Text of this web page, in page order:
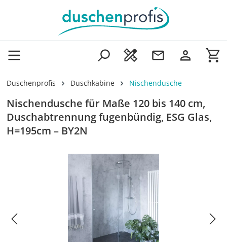
Zum Hauptinhalt springen
Duschenprofis Duschkabine Nischendusche
Nischendusche für Maße 120 bis 140 cm,
Duschabtrennung fugenbündig, ESG Glas,
H=195cm – BY2N